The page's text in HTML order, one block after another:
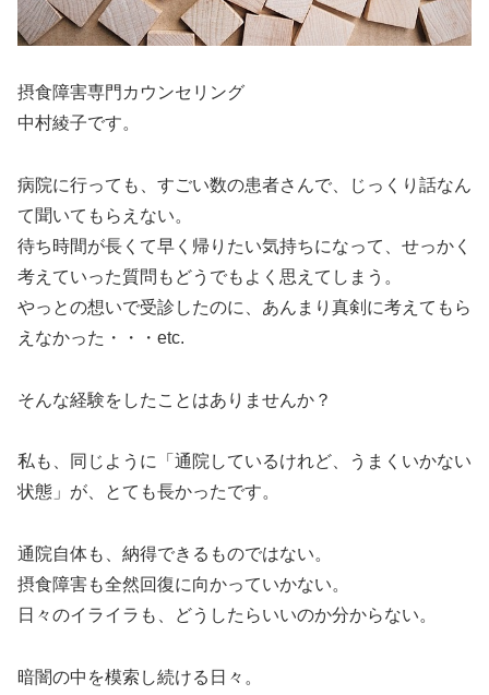
摂食障害専門カウンセリング
中村綾子です。
病院に行っても、すごい数の患者さんで、じっくり話なん
て聞いてもらえない。
待ち時間が長くて早く帰りたい気持ちになって、せっかく
考えていった質問もどうでもよく思えてしまう。
やっとの想いで受診したのに、あんまり真剣に考えてもら
えなかった・・・etc.
そんな経験をしたことはありませんか？
私も、同じように「通院しているけれど、うまくいかない
状態」が、とても長かったです。
通院自体も、納得できるものではない。
摂食障害も全然回復に向かっていかない。
日々のイライラも、どうしたらいいのか分からない。
暗闇の中を模索し続ける日々。